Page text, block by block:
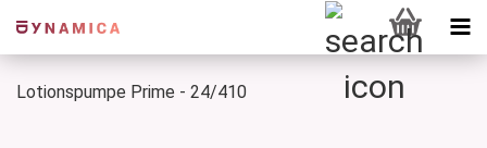
Lotionspumpe Prime - 24/410